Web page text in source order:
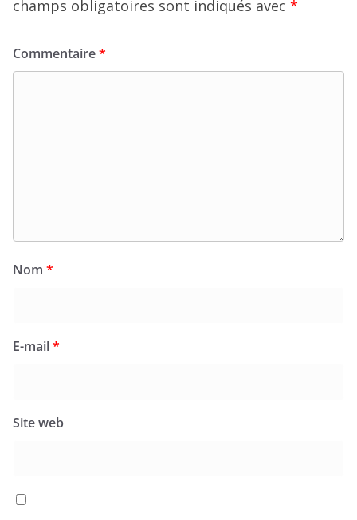
champs obligatoires sont indiqués avec *
Commentaire*
Nom *
E-mail*
Site web